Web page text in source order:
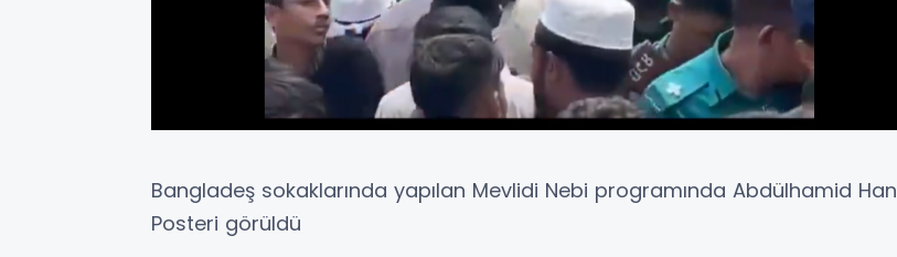
Bangladeş sokaklarında yapılan Mevlidi Nebi programında Abdülhamid Han
Posteri görüldü